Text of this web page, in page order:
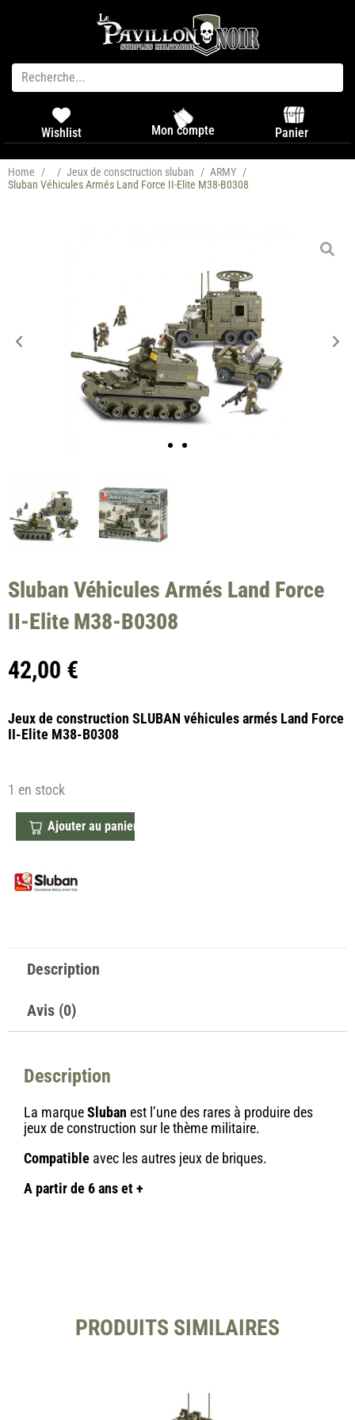
Wishlist Mon compte Panier
Home / / Jeux de consctruction sluban / ARMY /
Sluban Véhicules Armés Land Force II-Elite M38-B0308
Sluban Véhicules Armés Land Force
II-Elite M38-B0308
42,00 €
Jeux de construction SLUBAN véhicules armés Land Force
II-Elite M38-B0308
1 en stock
Ajouter au panier
Description
Avis (0)
Description
La marqueSluban est l’une des rares à produire des
jeux de construction sur le thème militaire.
Compatible avec les autres jeux de briques.
A partir de 6 ans et +
PRODUITS SIMILAIRES